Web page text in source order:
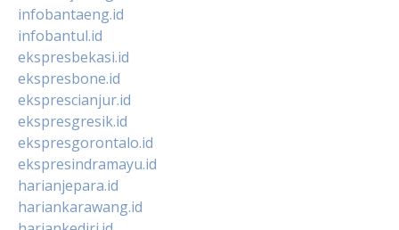
infobantaeng.id
infobantul.id
ekspresbekasi.id
ekspresbone.id
eksprescianjur.id
ekspresgresik.id
ekspresgorontalo.id
ekspresindramayu.id
harianjepara.id
hariankarawang.id